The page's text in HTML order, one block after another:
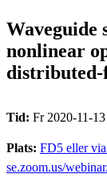
Waveguide
nonlinear
distributed-
Tid: Fr 2020-11-
Plats: FD5 eller
se.zoom.us/